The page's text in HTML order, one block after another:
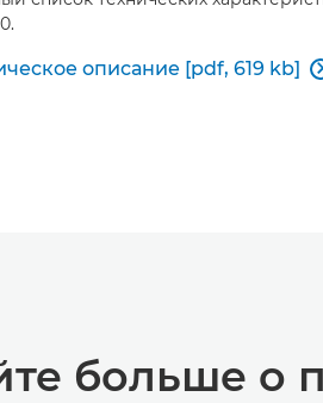
описание [pdf, 619 kb] 
больше о